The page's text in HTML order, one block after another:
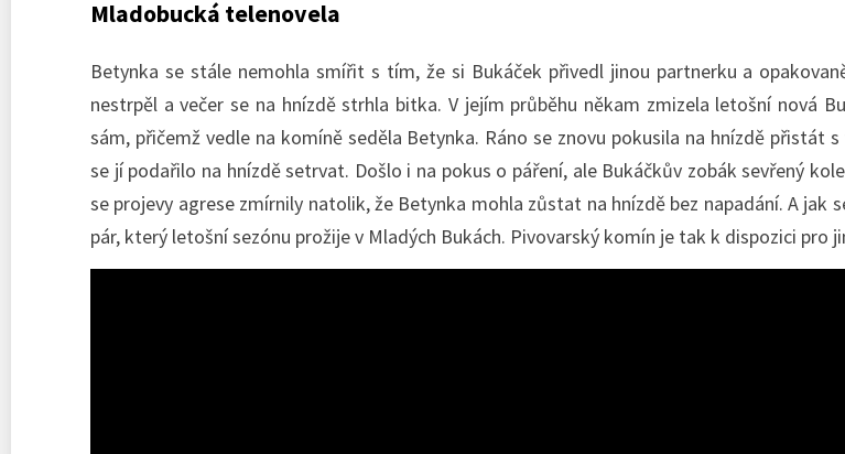
Mladobucká telenovela
Betynka se stále nemohla smířit s tím, že si Bukáček přivedl jinou partnerku a
nestrpěl a večer se na hnízdě strhla bitka. V jejím průběhu někam zmizela letošní nová
sám, přičemž vedle na komíně seděla Betynka. Ráno se znovu pokusila na hnízdě přistát
se jí podařilo na hnízdě setrvat. Došlo i na pokus o páření, ale Bukáčkův zobák sevřený
se projevy agrese zmírnily natolik, že Betynka mohla zůstat na hnízdě bez napadání. A
pár, který letošní sezónu prožije v Mladých Bukách. Pivovarský komín je tak k dispozici pro